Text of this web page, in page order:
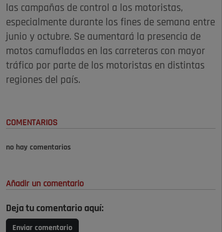
las campañas de control a los motoristas,
especialmente durante los fines de semana entre
junio y octubre. Se aumentará la presencia de
motos camufladas en las carreteras con mayor
tráfico por parte de los motoristas en distintas
regiones del país.
COMENTARIOS
no hay comentarios
Añadir un comentario
Deja tu comentario aquí:
Enviar comentario